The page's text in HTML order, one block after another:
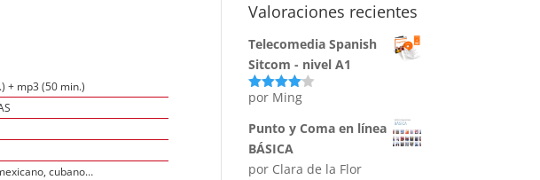
+ mp3 (50 min.)
cubano…
Valoraciones recientes
Telecomedia Spanish
Sitcom - nivel A1
Valorado
5
por Ming
Punto y Coma en línea
BÁSICA
por Clara de la Flor